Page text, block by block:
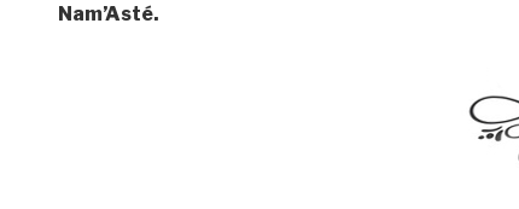
Nam’Asté.